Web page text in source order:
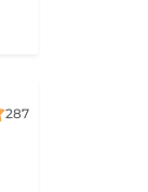
287